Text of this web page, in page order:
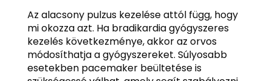
Az alacsony pulzus kezelése attól függ, hogy
mi okozza azt. Ha bradikardia gyógyszeres
kezelés következménye, akkor az orvos
módosíthatja a gyógyszereket. Súlyosabb
esetekben pacemaker beültetése is